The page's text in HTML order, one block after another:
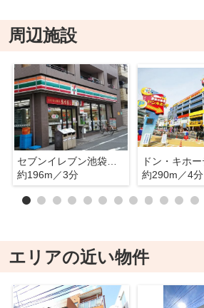
周辺施設
セブンイレブン池袋本町店
約196m／3分
約290m／4分
エリアの近い物件